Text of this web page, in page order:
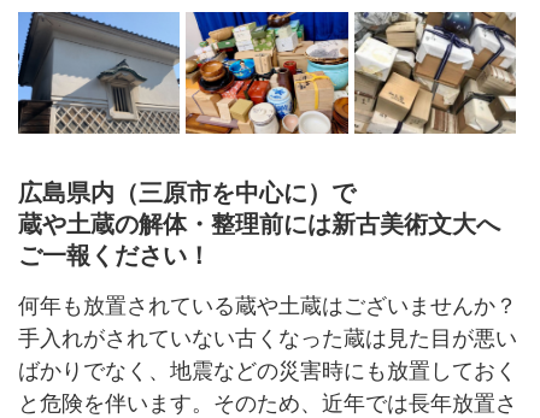
広島県内（三原市を中心に）で
蔵や土蔵の解体・整理前には新古美術文大へ
ご一報ください！
何年も放置されている蔵や土蔵はございませんか？
手入れがされていない古くなった蔵は見た目が悪い
ばかりでなく、地震などの災害時にも放置しておく
と危険を伴います。そのため、近年では長年放置さ